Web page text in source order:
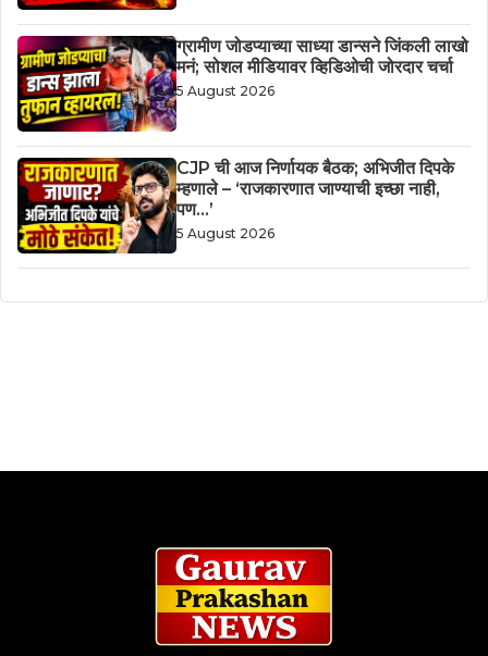
ग्रामीण जोडप्याच्या साध्या डान्सने जिंकली लाखो
मनं; सोशल मीडियावर व्हिडिओची जोरदार चर्चा
5 August 2026
CJP ची आज निर्णायक बैठक; अभिजीत दिपके
म्हणाले – ‘राजकारणात जाण्याची इच्छा नाही,
पण…’
5 August 2026